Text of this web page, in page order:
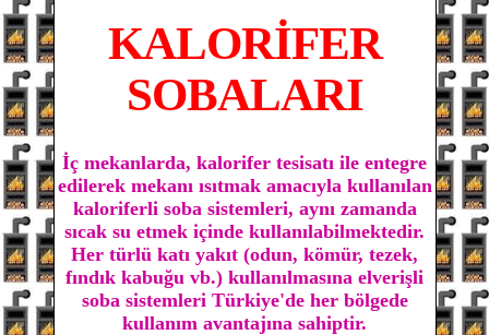
KALORİFER
SOBALARI
İç mekanlarda, kalorifer tesisatı ile entegre
edilerek mekanı ısıtmak amacıyla kullanılan
kaloriferli soba sistemleri, aynı zamanda
sıcak su etmek içinde kullanılabilmektedir.
Her türlü katı yakıt (odun, kömür, tezek,
fındık kabuğu vb.) kullanılmasına elverişli
soba sistemleri Türkiye'de her bölgede
kullanım avantajına sahiptir.